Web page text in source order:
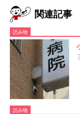
関連記事
読み物
読み物